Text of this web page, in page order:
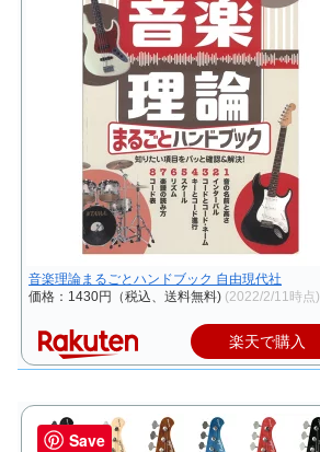
音楽理論まるごとハンドブック 自由現代社
価格：1430円（税込、送料無料) (2022/2/11時点)
楽天で購入
Save